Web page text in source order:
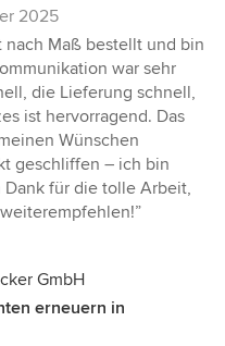
2025
nach Maß bestellt und bin
war sehr
die Lieferung schnell,
ist hervorragend. Das
Wünschen
geschliffen – ich bin
für die tolle Arbeit,
GmbH
erneuern in